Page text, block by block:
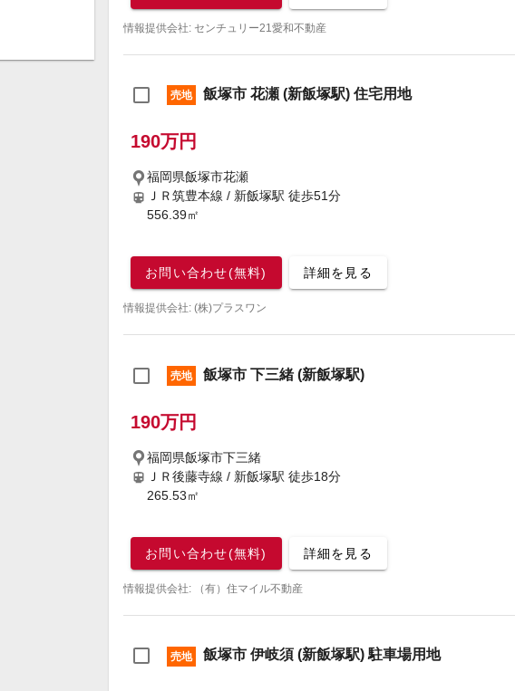
情報提供会社: センチュリー21愛和不動産
売地 飯塚市 花瀬 (新飯塚駅) 住宅用地
190万円
福岡県飯塚市花瀬
ＪＲ筑豊本線 / 新飯塚駅 徒歩51分
556.39㎡
お問い合わせ(無料) 詳細を見る
情報提供会社: (株)プラスワン
売地 飯塚市 下三緒 (新飯塚駅)
190万円
福岡県飯塚市下三緒
ＪＲ後藤寺線 / 新飯塚駅 徒歩18分
265.53㎡
お問い合わせ(無料) 詳細を見る
情報提供会社: （有）住マイル不動産
売地 飯塚市 伊岐須 (新飯塚駅) 駐車場用地